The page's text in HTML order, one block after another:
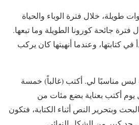
طويلة، خلال فترة الوباء والحياة
فترة جائحة كورونا الطويلة وما تبعها.
في كتابتها، وعندما أنهيتها كان يركب
ليس مناسبًا لي. أكتب (غالباً) خمسة
يوم أكتب بعناية بضع مئات من
وبتحرير النص أثناء الكتابة، فتكون